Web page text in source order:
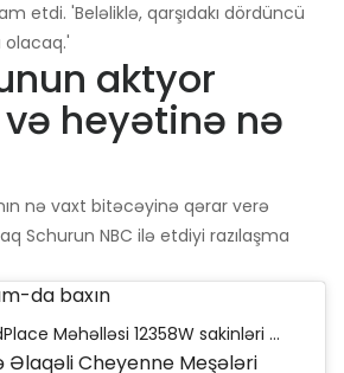
etdi. 'Beləliklə, qarşıdakı dördüncü
aktyor
heyətinə nə
nə vaxt bitəcəyinə qərar verə
Schurun ​​NBC ilə etdiyi razılaşma
da baxın
Məhəlləsi 12358W sakinləri ...
Əlaqəli Cheyenne Meşələri